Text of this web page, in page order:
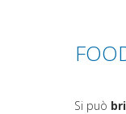
Si può